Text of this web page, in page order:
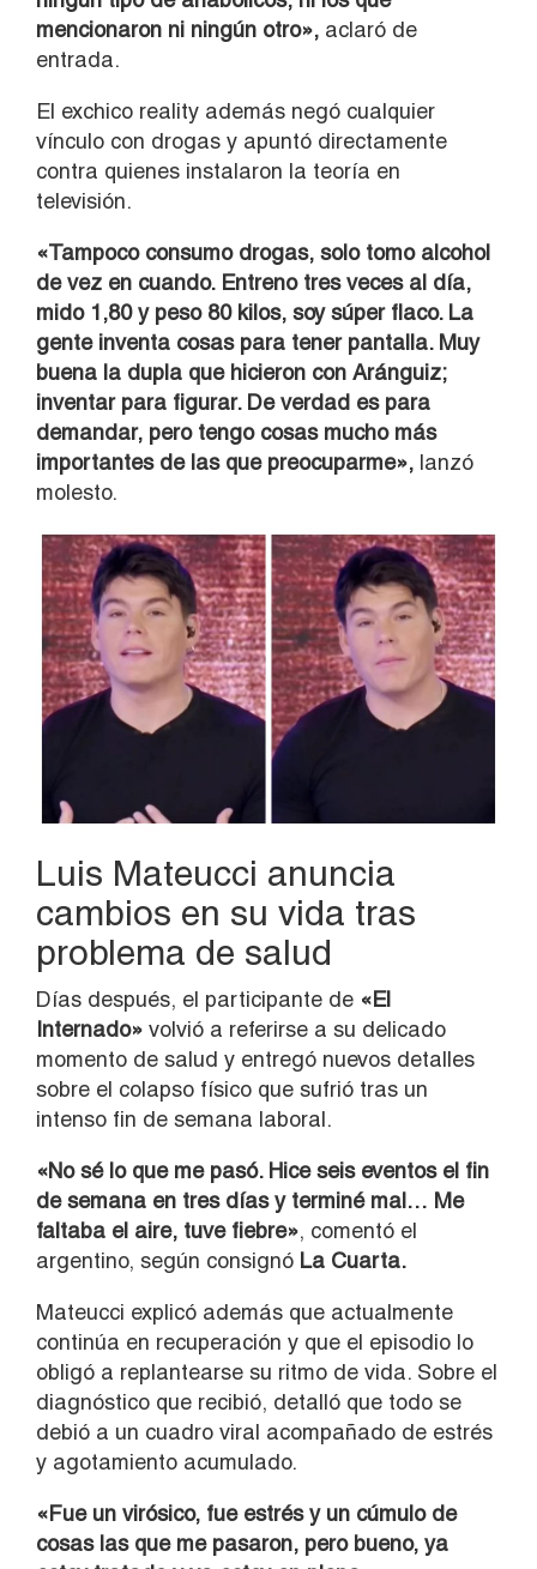
mencionaron ni ningún otro», aclaró de
entrada.
El exchico reality además negó cualquier
vínculo con drogas y apuntó directamente
contra quienes instalaron la teoría en
televisión.
«Tampoco consumo drogas, solo tomo alcohol
de vez en cuando. Entreno tres veces al día,
mido 1,80 y peso 80 kilos, soy súper flaco. La
gente inventa cosas para tener pantalla. Muy
buena la dupla que hicieron con Aránguiz;
inventar para figurar. De verdad es para
demandar, pero tengo cosas mucho más
importantes de las que preocuparme», lanzó
molesto.
Luis Mateucci anuncia
cambios en su vida tras
problema de salud
Días después, el participante de «El
Internado» volvió a referirse a su delicado
momento de salud y entregó nuevos detalles
sobre el colapso físico que sufrió tras un
intenso fin de semana laboral.
«No sé lo que me pasó. Hice seis eventos el fin
de semana en tres días y terminé mal… Me
faltaba el aire, tuve fiebre», comentó el
argentino, según consignó La Cuarta.
Mateucci explicó además que actualmente
continúa en recuperación y que el episodio lo
obligó a replantearse su ritmo de vida. Sobre el
diagnóstico que recibió, detalló que todo se
debió a un cuadro viral acompañado de estrés
y agotamiento acumulado.
«Fue un virósico, fue estrés y un cúmulo de
cosas las que me pasaron, pero bueno, ya